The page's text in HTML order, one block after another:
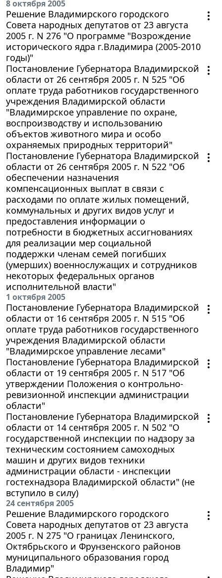
8 октября 2005
Решение Владимирского городского
Совета народных депутатов от 23 августа
2005 г. N 276 "О программе "Возрождение
исторического ядра г.Владимира (2005-2010
годы)"
Постановление Губернатора Владимирской
области от 26 сентября 2005 г. N 525 "Об
оплате труда работников государственного
учреждения Владимирской области
"Владимирское управление по охране,
воспроизводству и использованию
объектов животного мира и особо
охраняемых природных территорий"
Постановление Губернатора Владимирской
области от 26 сентября 2005 г. N 522 "Об
обеспечении назначения
компенсационных выплат в связи с
расходами по оплате жилых помещений,
коммунальных и других видов услуг и
предоставления информации о
потребности в бюджетных ассигнованиях
для реализации мер социальной
поддержки членам семей погибших
(умерших) военнослужащих и сотрудников
некоторых федеральных органов
исполнительной власти"
1 октября 2005
Постановление Губернатора Владимирской
области от 16 сентября 2005 г. N 515 "Об
оплате труда работников государственного
учреждения Владимирской области
"Владимирское управление лесами"
Постановление Губернатора Владимирской
области от 19 сентября 2005 г. N 517 "Об
утверждении Положения о контрольно-
ревизионной инспекции администрации
области"
Постановление Губернатора Владимирской
области от 14 сентября 2005 г. N 502 "О
государственной инспекции по надзору за
техническим состоянием самоходных
машин и других видов техники
администрации области - инспекции
гостехнадзора Владимирской области" (не
вступило в силу)
24 сентября 2005
Решение Владимирского городского
Совета народных депутатов от 23 августа
2005 г. N 275 "О границах Ленинского,
Октябрьского и Фрунзенского районов
муниципального образования город
Владимир"